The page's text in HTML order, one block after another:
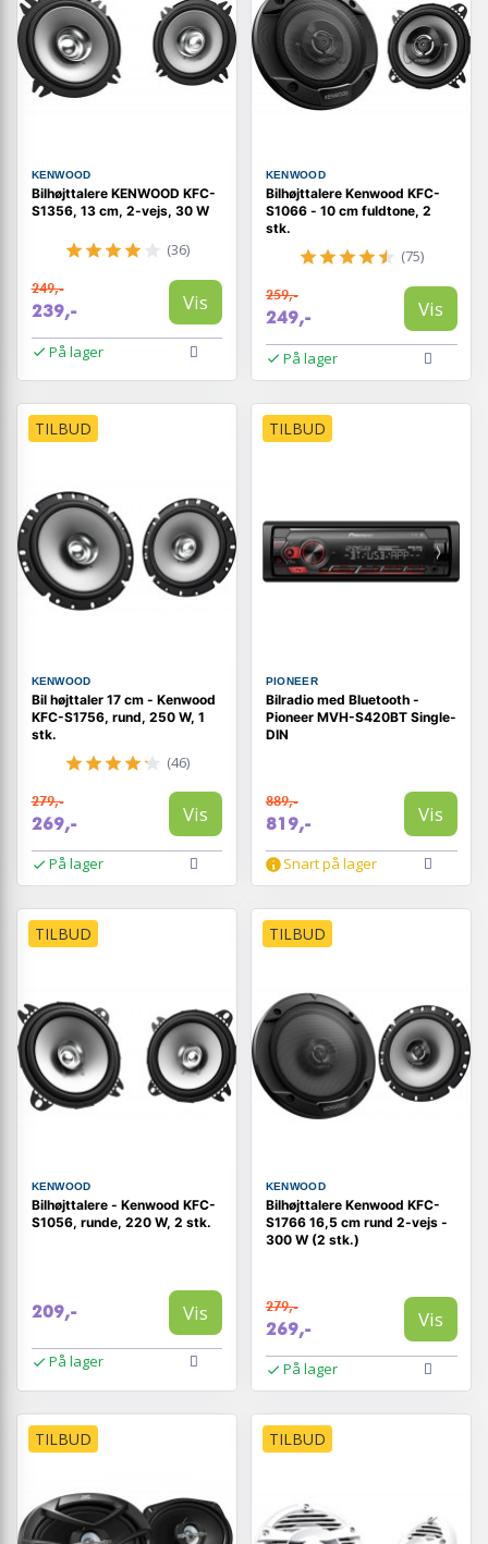
KENWOOD
Bilhøjttalere KENWOOD KFC-
S1356, 13 cm, 2-vejs, 30 W
(36)
249,-
239,- Vis
På lager
KENWOOD
Bilhøjttalere Kenwood KFC-
S1066 - 10 cm fuldtone, 2
stk.
(75)
259,-
249,- Vis
På lager
TILBUD
KENWOOD
Bil højttaler 17 cm - Kenwood
KFC-S1756, rund, 250 W, 1
stk.
(46)
279,-
269,- Vis
På lager
TILBUD
PIONEER
Bilradio med Bluetooth -
Pioneer MVH-S420BT Single-
DIN
889,-
819,- Vis
Snart på lager
TILBUD
KENWOOD
Bilhøjttalere - Kenwood KFC-
S1056, runde, 220 W, 2 stk.
209,- Vis
På lager
TILBUD
KENWOOD
Bilhøjttalere Kenwood KFC-
S1766 16,5 cm rund 2-vejs -
300 W (2 stk.)
279,-
269,- Vis
På lager
TILBUD TILBUD